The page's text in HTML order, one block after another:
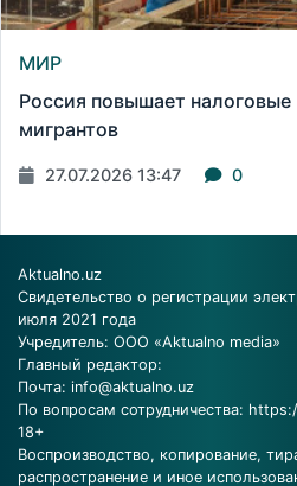
МИР
Россия повышает
мигрантов
27.07.2026 13:47 0
Aktualno.uz
Свидетельство о регистрации
июля 2021 года
Учредитель: ООО «Aktualno media»
Главный редактор:
Почта: info@aktualno.uz
По вопросам сотрудничества:
18+
Воспроизводство, копирование,
распространение и иное